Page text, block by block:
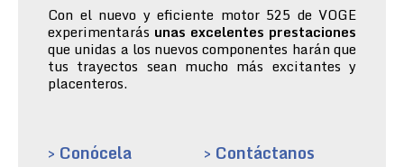
Con el nuevo y eficiente motor 525 de VOGE
experimentarás unas excelentes prestaciones
que unidas a los nuevos componentes harán que
tus trayectos sean mucho más excitantes y
placenteros.
> Conócela > Contáctanos